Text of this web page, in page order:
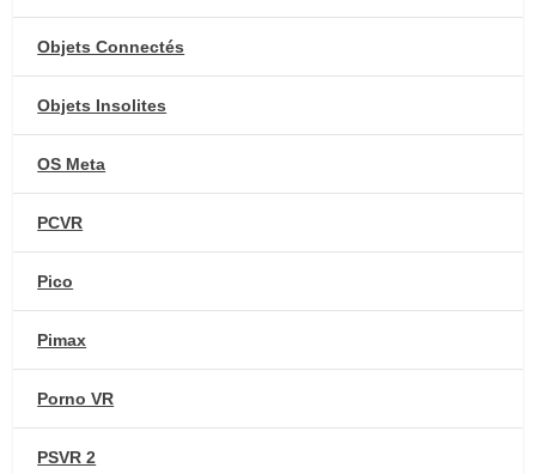
Objets Connectés
Objets Insolites
OS Meta
PCVR
Pico
Pimax
Porno VR
PSVR 2